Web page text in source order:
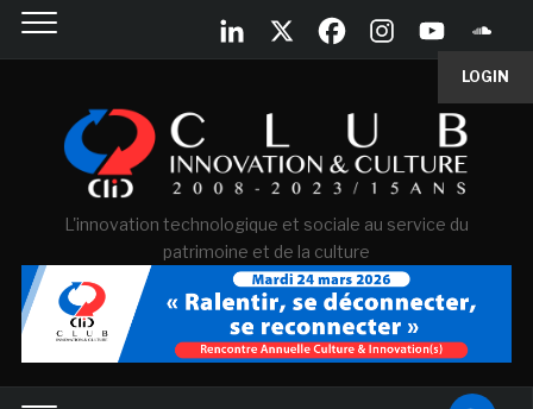
LOGIN
L'innovation technologique et sociale au service du
patrimoine et de la culture